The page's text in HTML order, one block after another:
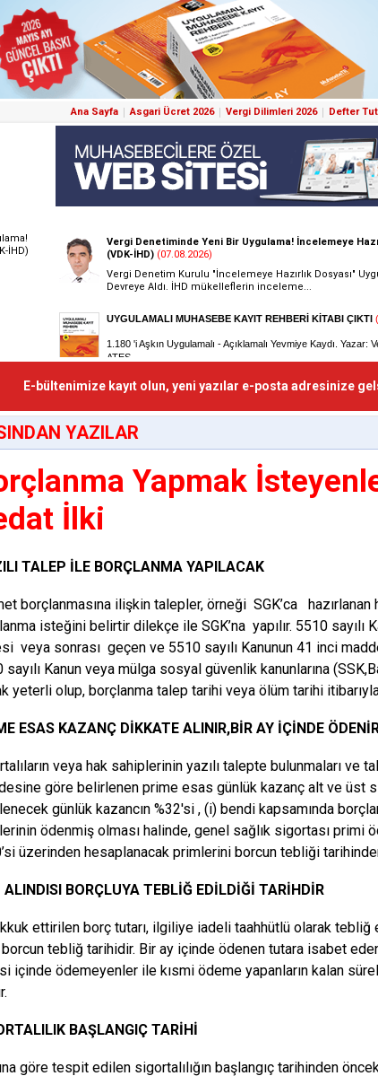
Ana Sayfa Asgari Ücret 2026 Vergi Dilimleri 2026 Defter
İHD)
E-bültenimize kayıt olun, yeni yazılar e-posta adresinize
YAZILAR
Yapmak
İlki
TALEP İLE BORÇLANMA YAPILACAK
borçlanmasına ilişkin talepler, örneği SGK’ca
isteğini belirtir dilekçe ile SGK’na yapılır. 5510 sayılı
veya sonrası geçen ve 5510 sayılı Kanunun 41 inci
sayılı Kanun veya mülga sosyal güvenlik kanunlarına
yeterli olup, borçlanma talep tarihi veya ölüm tarihi
ESAS KAZANÇ DİKKATE ALINIR,BİR AY İÇİNDE
veya hak sahiplerinin yazılı talepte bulunmaları ve
göre belirlenen prime esas günlük kazanç alt ve üst
günlük kazancın %32'si , (i) bendi kapsamında
ödenmiş olması halinde, genel sağlık sigortası primi
üzerinden hesaplanacak primlerini borcun tebliği
BORÇLUYA TEBLİĞ EDİLDİĞİ TARİHDİR
ettirilen borç tutarı, ilgiliye iadeli taahhütlü olarak tebliğ
tebliğ tarihidir. Bir ay içinde ödenen tutara isabet
içinde ödemeyenler ile kısmi ödeme yapanların kalan
BAŞLANGIÇ TARİHİ
göre tespit edilen sigortalılığın başlangıç tarihinden